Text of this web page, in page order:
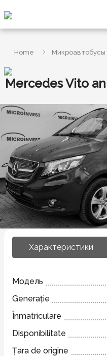
Home Микроавтобусы
Mercedes Vito
Характеристики
Модель
Generație
Înmatriculare
Disponibilitate
Țara de origine